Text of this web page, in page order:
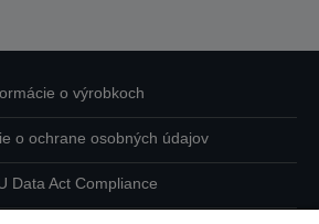
o výrobkoch
o ochrane osobných údajov
Data Act Compliance